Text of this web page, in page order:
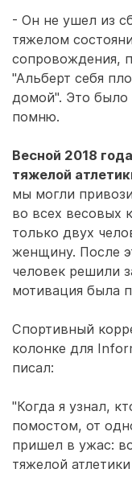
- Он не ушел из
тяжелом
сопровождения,
"Альберт себя
домой". Это было
помню.
Весной 2018
тяжелой
мы могли
во всех весовых
только двух
женщину. После
человек решили
мотивация была
Спортивный
колонке для
писал:
"Когда я узнал,
помостом, от
пришел в ужас:
тяжелой